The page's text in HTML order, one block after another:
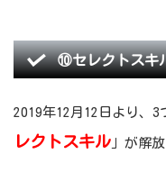
⑩セレクトスキ
2019年12月12日より、3
レクトスキル 」が解